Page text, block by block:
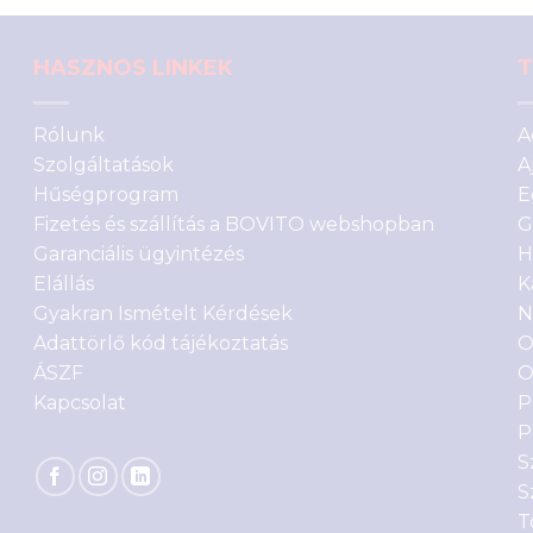
HASZNOS LINKEK
Rólunk
Szolgáltatások
Hűségprogram
Fizetés és szállítás a BOVITO webshopban
Garanciális ügyintézés
Elállás
Gyakran Ismételt Kérdések
Adattörlő kód tájékoztatás
ÁSZF
Kapcsolat